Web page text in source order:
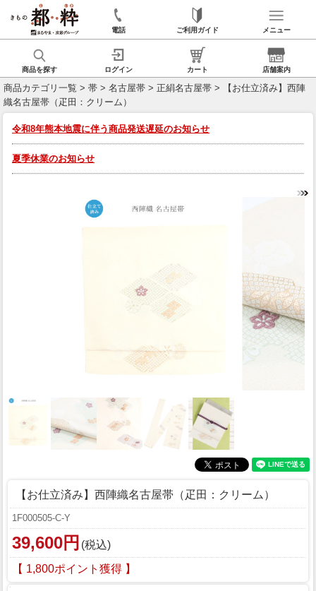
電話 ご利用ガイド メニュー
商品を探す ログイン カート 店舗案内
商品カテゴリ一覧 > 帯 > 名古屋帯 > 正絹名古屋帯 > 【お仕立済み】西陣
織名古屋帯（疋田：クリーム）
令和8年熊本地震に伴う商品発送遅延のお知らせ
夏季休業のお知らせ
【お仕立済み】西陣織名古屋帯（疋田：クリーム）
1F000505-C-Y
39,600円 (税込)
【 1,800ポイント獲得 】